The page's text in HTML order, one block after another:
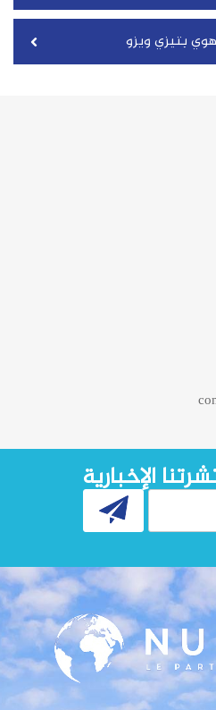
بتيزي ويزو
الإخبارية